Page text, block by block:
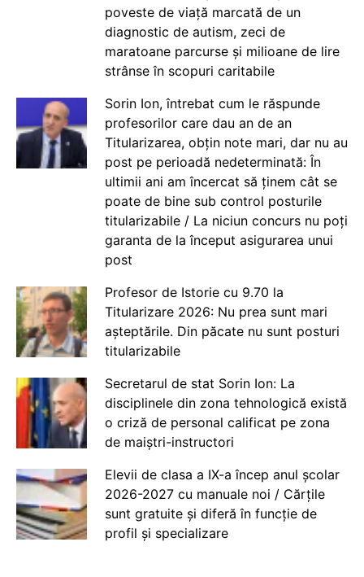
poveste de viață marcată de un
diagnostic de autism, zeci de
maratoane parcurse și milioane de lire
strânse în scopuri caritabile
Sorin Ion, întrebat cum le răspunde
profesorilor care dau an de an
Titularizarea, obțin note mari, dar nu au
post pe perioadă nedeterminată: În
ultimii ani am încercat să ținem cât se
poate de bine sub control posturile
titularizabile / La niciun concurs nu poți
garanta de la început asigurarea unui
post
Profesor de Istorie cu 9.70 la
Titularizare 2026: Nu prea sunt mari
așteptările. Din păcate nu sunt posturi
titularizabile
Secretarul de stat Sorin Ion: La
disciplinele din zona tehnologică există
o criză de personal calificat pe zona
de maiștri-instructori
Elevii de clasa a IX-a încep anul școlar
2026-2027 cu manuale noi / Cărțile
sunt gratuite și diferă în funcție de
profil și specializare